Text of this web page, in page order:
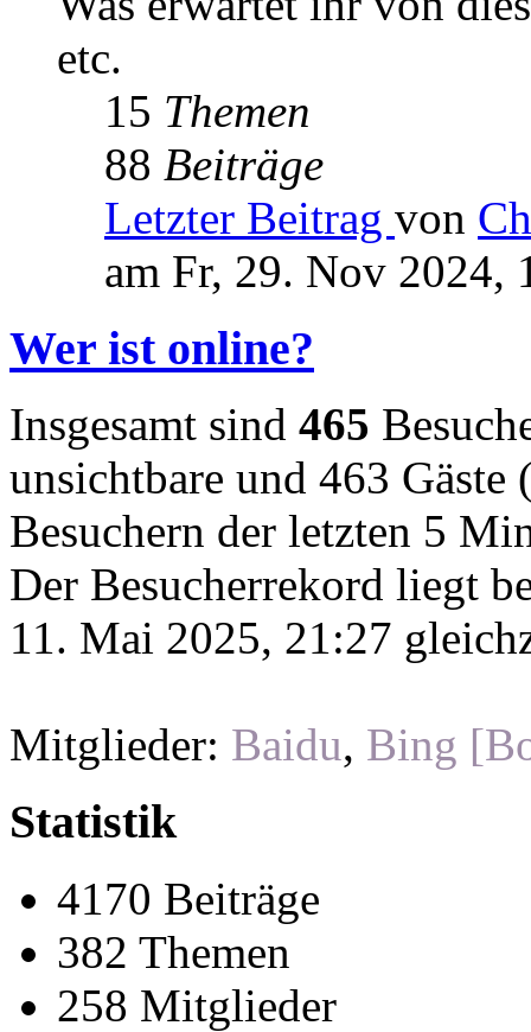
etc.
15 Themen
88 Beiträge
Letzter Beitrag von
am Fr, 29. Nov 2024,
Wer ist online?
Insgesamt sind 465
unsichtbare und 463 Gäste
Besuchern der letzten 5
Der Besucherrekord liegt
11. Mai 2025, 21:27
Mitglieder: Baidu, Bing
Statistik
4170 Beiträge
382 Themen
258 Mitglieder